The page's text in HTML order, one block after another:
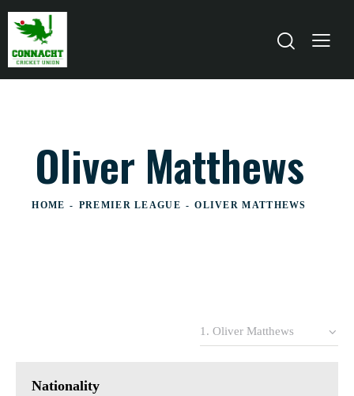
Oliver Matthews
HOME PREMIER LEAGUE OLIVER MATTHEWS
Nationality